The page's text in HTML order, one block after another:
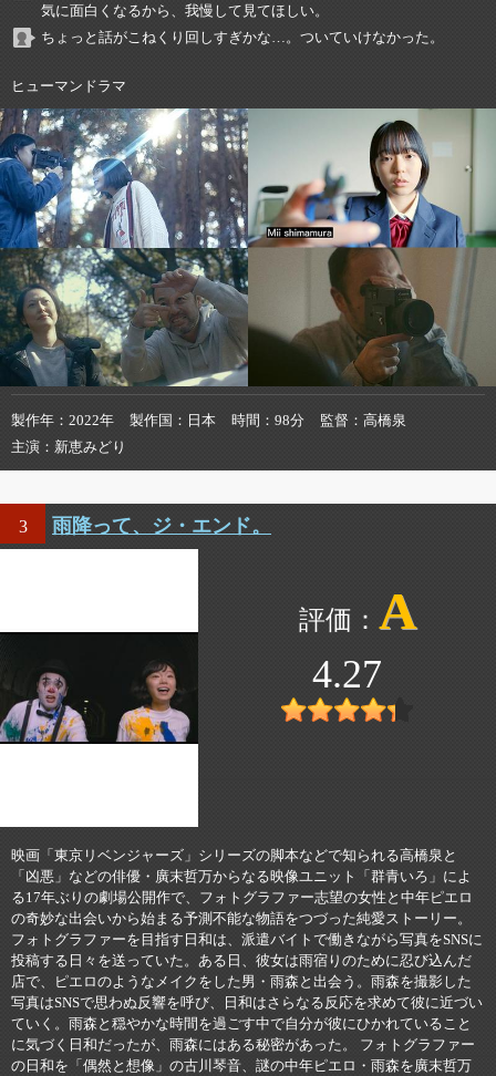
気に面白くなるから、我慢して見てほしい。
ちょっと話がこねくり回しすぎかな…。ついていけなかった。
ヒューマンドラマ
製作年 2022年 製作国 日本 時間 98分 監督
高橋泉
主演
新恵みどり
3 雨降って、ジ・エンド。
A
4.27
映画「東京リベンジャーズ」シリーズの脚本などで知られる高橋泉と
「凶悪」などの俳優・廣末哲万からなる映像ユニット「群青いろ」によ
る17年ぶりの劇場公開作で、フォトグラファー志望の女性と中年ピエロ
の奇妙な出会いから始まる予測不能な物語をつづった純愛ストーリー。
フォトグラファーを目指す日和は、派遣バイトで働きながら写真をSNSに
投稿する日々を送っていた。ある日、彼女は雨宿りのために忍び込んだ
店で、ピエロのようなメイクをした男・雨森と出会う。雨森を撮影した
写真はSNSで思わぬ反響を呼び、日和はさらなる反応を求めて彼に近づい
ていく。雨森と穏やかな時間を過ごす中で自分が彼にひかれていること
に気づく日和だったが、雨森にはある秘密があった。 フォトグラファー
の日和を「偶然と想像」の古川琴音、謎の中年ピエロ・雨森を廣末哲万